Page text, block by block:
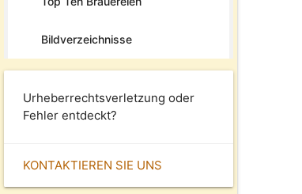
Bildverzeichnisse
Urheberrechtsverletzung oder
Fehler entdeckt?
KONTAKTIEREN SIE UNS